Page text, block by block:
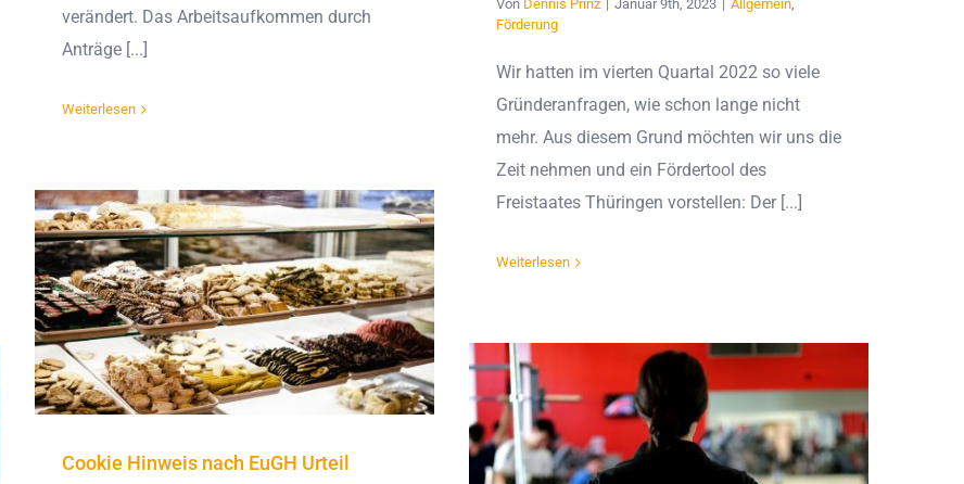
Von Dennis Prinz | Januar 9th, 2023 | Allgemein,
Förderung
Wir hatten im vierten Quartal 2022 so viele
Gründeranfragen, wie schon lange nicht
mehr. Aus diesem Grund möchten wir uns die
Zeit nehmen und ein Fördertool des
Freistaates Thüringen vorstellen: Der [...]
Weiterlesen
verändert. Das Arbeitsaufkommen durch
Anträge [...]
Weiterlesen
Cookie Hinweis nach EuGH Urteil